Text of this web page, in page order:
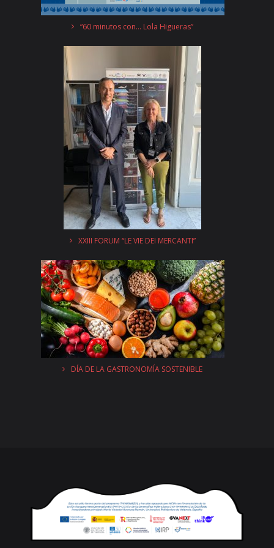
“60 minutos con… Lola Higueras”
XXIII FORUM “LE VIE DEI MERCANTI”
DÍA DE LA GASTRONOMÍA SOSTENIBLE